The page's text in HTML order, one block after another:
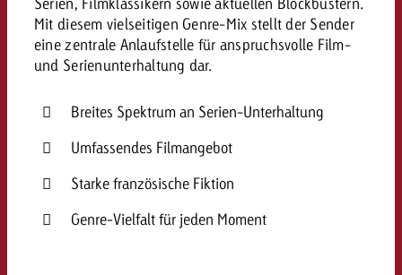
Mit diesem vielseitigen Genre-Mix stellt der Sender
eine zentrale Anlaufstelle für anspruchsvolle Film-
und Serienunterhaltung dar.
Breites Spektrum an Serien-Unterhaltung
Umfassendes Filmangebot
Starke französische Fiktion
Genre-Vielfalt für jeden Moment